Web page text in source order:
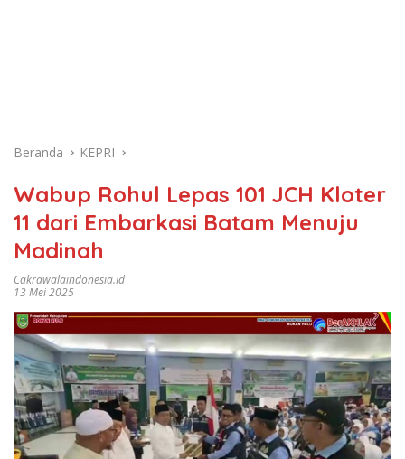
Beranda KEPRI
Wabup Rohul Lepas 101 JCH Kloter
11 dari Embarkasi Batam Menuju
Madinah
Cakrawalaindonesia.id
13 Mei 2025